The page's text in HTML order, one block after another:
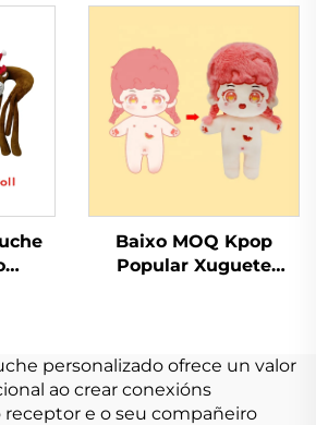
de Peluche Feita a
Baixo MOQ Kpop
Popular Xuguete
personalizado ofrece un valor
ao crear conexións
e o seu compañeiro